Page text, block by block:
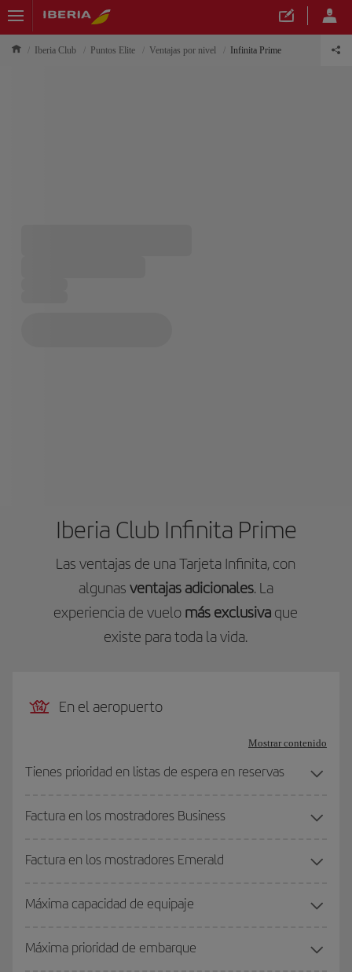
Iberia Club Puntos Elite Ventajas por nivel Infinita Prime
Iberia Club Infinita Prime
Las ventajas de una Tarjeta Infinita, con
algunas ventajas adicionales. La
experiencia de vuelo más exclusiva que
existe para toda la vida.
En el aeropuerto
Mostrar contenido
Tienes prioridad en listas de espera en reservas
Factura en los mostradores Business
Factura en los mostradores Emerald
Máxima capacidad de equipaje
Máxima prioridad de embarque